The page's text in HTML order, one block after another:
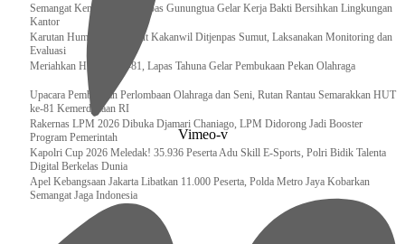
Semangat Kemerdekaan, Lapas Gunungtua Gelar Kerja Bakti Bersihkan Lingkungan
Kantor
Karutan Humbahas Sambut Kakanwil Ditjenpas Sumut, Laksanakan Monitoring dan
Evaluasi
Meriahkan HUT RI ke-81, Lapas Tahuna Gelar Pembukaan Pekan Olahraga
Upacara Pembukaan Perlombaan Olahraga dan Seni, Rutan Rantau Semarakkan HUT
ke-81 Kemerdekaan RI
Rakernas LPM 2026 Dibuka Djamari Chaniago, LPM Didorong Jadi Booster
Program Pemerintah
Kapolri Cup 2026 Meledak! 35.936 Peserta Adu Skill E-Sports, Polri Bidik Talenta
Digital Berkelas Dunia
Apel Kebangsaan Jakarta Libatkan 11.000 Peserta, Polda Metro Jaya Kobarkan
Semangat Jaga Indonesia
Vimeo-v